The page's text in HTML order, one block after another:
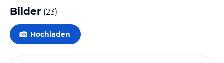
Bilder (23)
Hochladen